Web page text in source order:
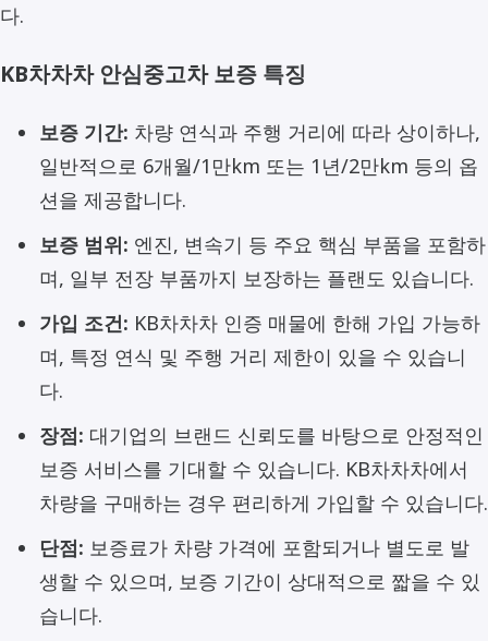
다.
KB차차차 안심중고차 보증 특징
보증 기간: 차량 연식과 주행 거리에 따라 상이하나,
일반적으로 6개월/1만km 또는 1년/2만km 등의 옵
션을 제공합니다.
보증 범위: 엔진, 변속기 등 주요 핵심 부품을 포함하
며, 일부 전장 부품까지 보장하는 플랜도 있습니다.
가입 조건: KB차차차 인증 매물에 한해 가입 가능하
며, 특정 연식 및 주행 거리 제한이 있을 수 있습니
다.
장점: 대기업의 브랜드 신뢰도를 바탕으로 안정적인
보증 서비스를 기대할 수 있습니다. KB차차차에서
차량을 구매하는 경우 편리하게 가입할 수 있습니다.
단점: 보증료가 차량 가격에 포함되거나 별도로 발
생할 수 있으며, 보증 기간이 상대적으로 짧을 수 있
습니다.